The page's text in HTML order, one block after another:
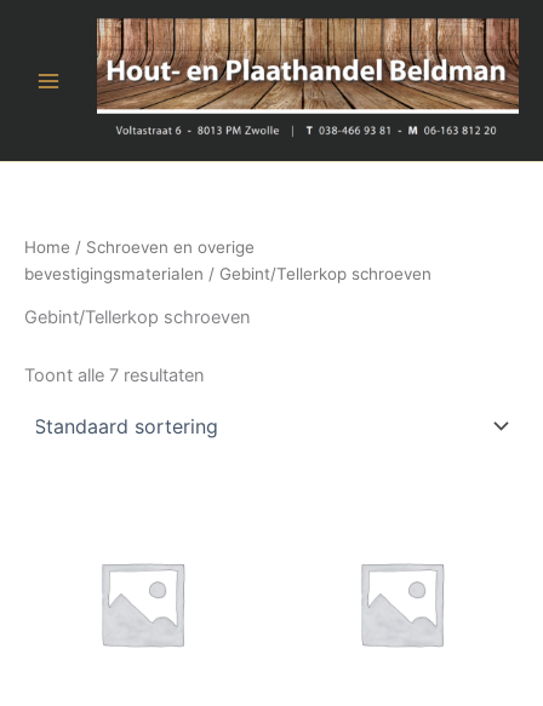
Home / Schroeven en overige
bevestigingsmaterialen / Gebint/Tellerkop schroeven
Gebint/Tellerkop schroeven
Toont alle 7 resultaten